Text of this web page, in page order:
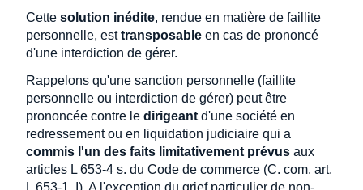
Cette solution inédite, rendue en matière de faillite
personnelle, esttransposable en cas de prononcé
d'une interdiction de gérer.
Rappelons qu'une sanction personnelle (faillite
personnelle ou interdiction de gérer) peut être
prononcée contre le dirigeant d'une société en
redressement ou en liquidation judiciaire qui a
commis l'un des faits limitativement prévus aux
articles L 653-4 s. du Code de commerce (C. com. art.
L 653-1, I). A l'exception du grief particulier de non-